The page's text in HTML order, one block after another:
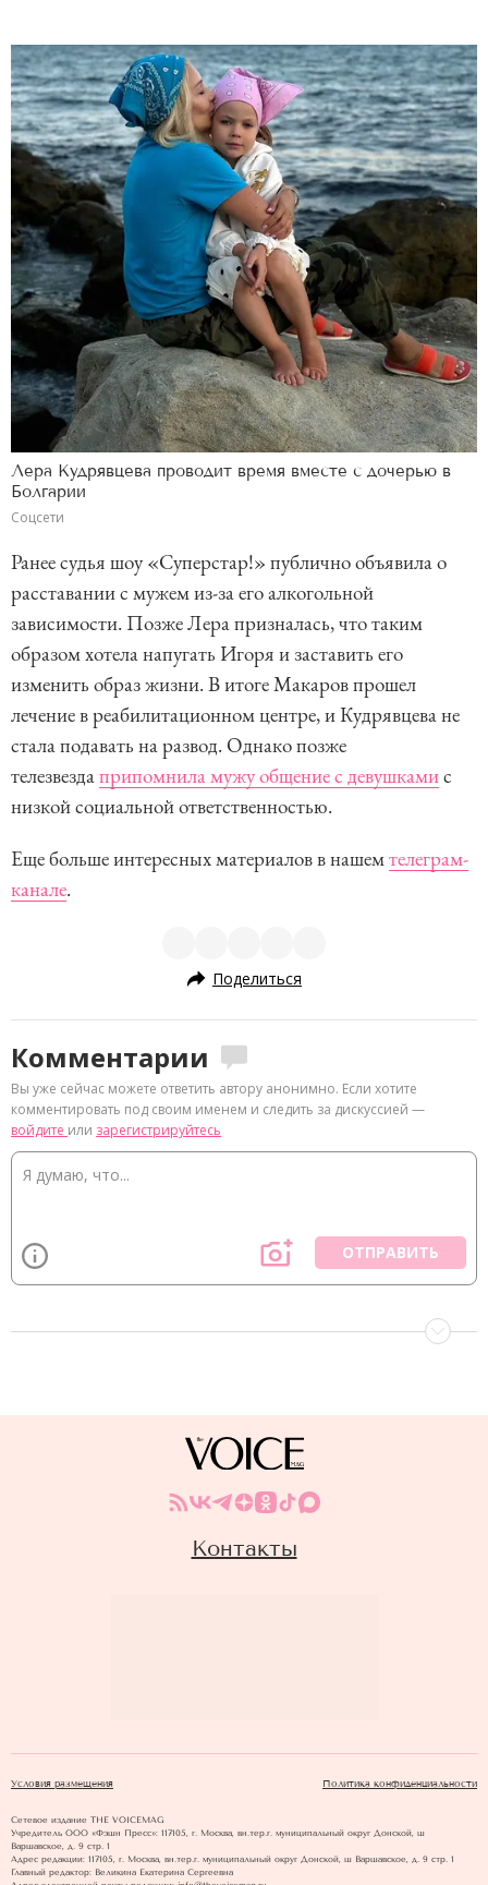
Лера Кудрявцева проводит время вместе с дочерью в
Болгарии
Соцсети
Ранее судья шоу «Суперстар!» публично объявила о
расставании с мужем из-за его алкогольной
зависимости. Позже Лера призналась, что таким
образом хотела напугать Игоря и заставить его
изменить образ жизни. В итоге Макаров прошел
лечение в реабилитационном центре, и Кудрявцева не
стала подавать на развод. Однако позже
телезвездаприпомнила мужу общение с девушкамис
низкой социальной ответственностью.
Еще больше интересных материалов в нашемтелеграм-
канале.
Поделиться
Комментарии
Вы уже сейчас можете ответить автору анонимно. Если хотите
комментировать под своим именем и следить за дискуссией —
войдите или зарегистрируйтесь
ОТПРАВИТЬ
Контакты
Условия размещения Политика конфиденциальности
Сетевое издание THE VOICEMAG
Учредитель ООО «Фэшн Пресс»: 117105, г. Москва, вн.тер.г. муниципальный округ Донской, ш
Варшавское, д. 9 стр. 1
Адрес редакции: 117105, г. Москва, вн.тер.г. муниципальный округ Донской, ш Варшавское, д. 9 стр. 1
Главный редактор: Великина Екатерина Сергеевна